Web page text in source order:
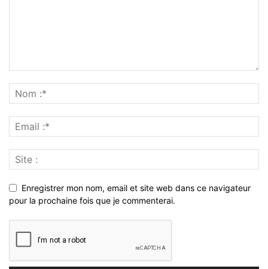
Enregistrer mon nom, email et site web dans ce navigateur
pour la prochaine fois que je commenterai.